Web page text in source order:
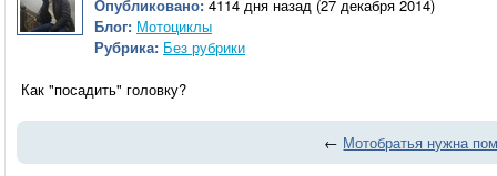
Опубликовано: 4114 дня назад (27 декабря 2014)
Блог: Мотоциклы
Рубрика: Без рубрики
Как "посадить" головку?
← Мотобратья нужна